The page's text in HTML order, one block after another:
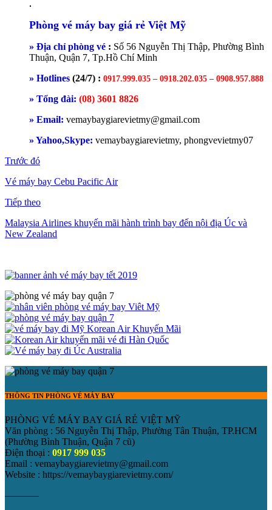
Phòng vé máy bay giá rẻ Việt Mỹ
» Địa chỉ phòng vé : Số 56 Nguyễn Thị Thập, Phường Bình
Thuận, Quận 7, Tp.Hồ Chí Minh
» Hotlines (24/7) : 0917.999.035 – 0918.202.035 – 0908.957.888
» Tổng đài: (08) 3601 8826
» Email: vemaybaygiarevietmy@gmail.com
» Yahoo,Skype: vemaybaygiarevietmy, phongvevietmy07
Trước đó
Vé máy bay Cebu Pacific Air
Tiếp theo
Malaysia Airlines khuyến mãi hành trình bay đến nội địa Úc và
New Zealand
THÔNG TIN PHÒNG VÉ MÁY BAY
PHÒNG VÉ MÁY BAY GIÁ RẺ VIỆT MỸ
Văn phòng : 56 Nguyễn Thị Thập, Phường Tân Thuận, TP.HCM
(Phường Bình Thuận, Quận 7 cũ)
Điện thoại : 0917 999 035
Email : vemaybaygiarevietmy@gmail.com
Website : https://vemaybaygiarevietmy.com/
———–